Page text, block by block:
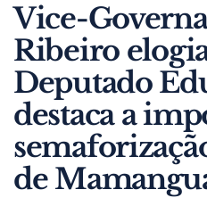
Vice-
Ribeiro
Deputado
destaca a
de